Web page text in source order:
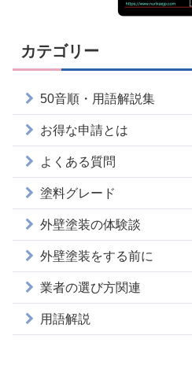
カテゴリー
50音順・用語解説集
お得な申請とは
よくある質問
塗料グレード
外壁塗装の体験談
外壁塗装をする前に
業者の選び方関連
用語解説